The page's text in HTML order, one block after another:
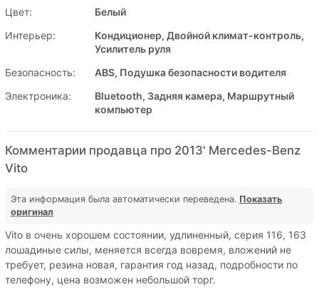
Цвет:
Белый
Интерьер:
Кондиционер, Двойной климат-контроль,
Усилитель руля
Безопасность:
ABS, Подушка безопасности водителя
Электроника:
Bluetooth, Задняя камера, Маршрутный
компьютер
Комментарии продавца про 2013' Mercedes-Benz
Vito
Эта информация была автоматически переведена. Показать
оригинал
Vito в очень хорошем состоянии, удлиненный, серия 116, 163
лошадиные силы, меняется всегда вовремя, вложений не
требует, резина новая, гарантия год назад, подробности по
телефону, цена возможен небольшой торг.